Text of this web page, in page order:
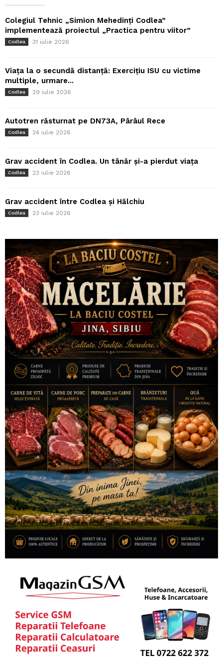
Colegiul Tehnic „Simion Mehedinți Codlea”
implementează proiectul „Practica pentru viitor”
Codlea 31 iulie 2026
Viața la o secundă distanță: Exercițiu ISU cu victime
multiple, urmare...
Codlea 29 iulie 2026
Autotren răsturnat pe DN73A, Pârâul Rece
Codlea 24 iulie 2026
Grav accident în Codlea. Un tânăr și-a pierdut viața
Codlea 23 iulie 2026
Grav accident între Codlea și Hălchiu
Codlea 23 iulie 2026